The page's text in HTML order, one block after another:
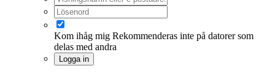
Kom ihåg mig Rekommenderas inte på datorer som
delas med andra
Logga in